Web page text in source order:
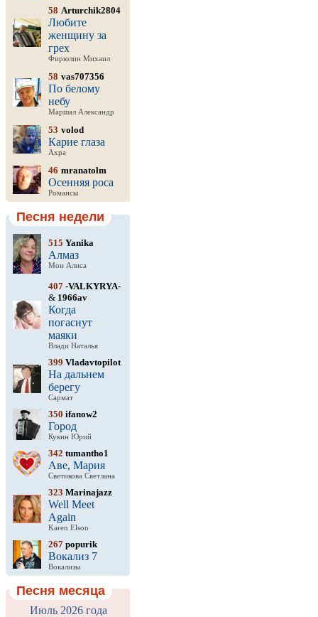
58 Arturchik2804
Любите
женщину за
грех
Фирюлин Михаил
58 vas707356
По белому
небу
Маршал Александр
53 volod
Карие глаза
Ахра
46 mranatolm
Осенняя роса
Романсы
Песня недели
515 Yanika
Алмаз
Мон Алиса
407 -VALKYRYA-
& 1966av
Когда
погаснут
маяки
Влади Наталья
399 Vladavtopilot
На дальнем
берегу
Сармат
350 ifanow2
Город
Кукин Юрий
342 tumantho1
Аве, Мария
Светикова Светлана
323 Marinajazz
Well Meet
Again
Karen Elson
267 popurik
Вокализ 7
Вокализы
Песня месяца
Июль 2026 года